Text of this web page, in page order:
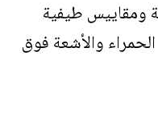
ومقاييس طيفية
والأشعة فوق